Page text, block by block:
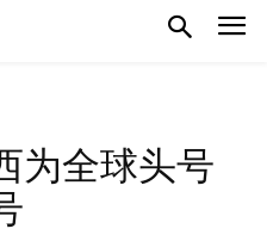
为全球头号